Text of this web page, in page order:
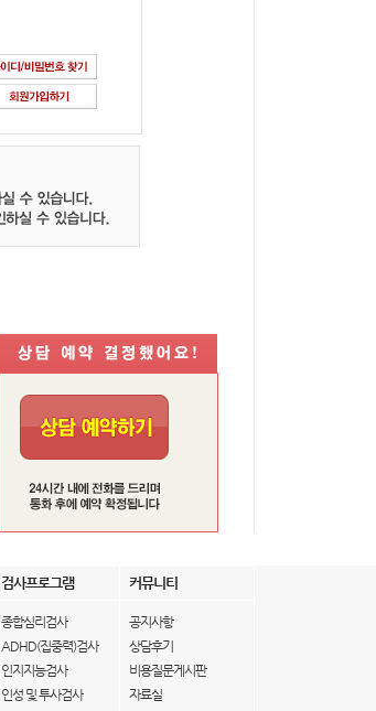
검사프로그램 커뮤니티
종합심리검사
ADHD(집중력)검사
인지지능검사
인성 및 투사검사
공지사항
상담후기
비용질문게시판
자료실